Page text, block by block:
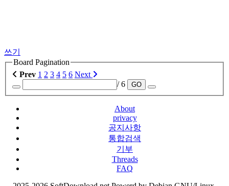
쓰기
Board Pagination
Prev 1 2 3 4 5 6 Next
/ 6
GO
About
privacy
공지사항
통합검색
기부
Threads
FAQ